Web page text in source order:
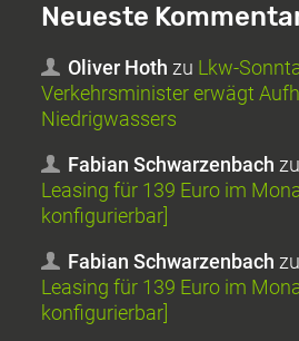
Neueste
Oliver Hoth zu Lkw-
Verkehrsminister erwägt
Niedrigwassers
Fabian Schwarzenbach zu
Leasing für 139 Euro im
konfigurierbar]
Fabian Schwarzenbach zu
Leasing für 139 Euro im
konfigurierbar]